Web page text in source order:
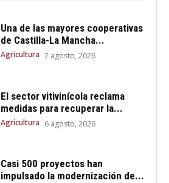
Una de las mayores cooperativas
de Castilla-La Mancha...
Agricultura 7 agosto, 2026
El sector vitivinícola reclama
medidas para recuperar la...
Agricultura 6 agosto, 2026
Casi 500 proyectos han
impulsado la modernización de...